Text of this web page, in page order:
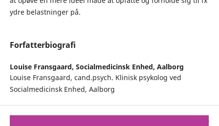
ydre belastninger på.
Forfatterbiografi
Louise Fransgaard, Socialmedicinsk Enhed, Aalborg
Louise Fransgaard, cand.psych. Klinisk psykolog ved
Socialmedicinsk Enhed, Aalborg